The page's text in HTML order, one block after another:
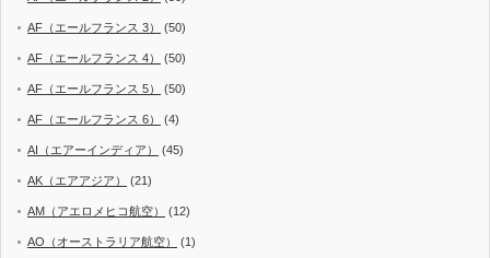
AF（エールフランス 3） (50)
AF（エールフランス 4） (50)
AF（エールフランス 5） (50)
AF（エールフランス 6） (4)
AI（エアーインディア） (45)
AK（エアアジア） (21)
AM（アエロメヒコ航空） (12)
AO（オーストラリア航空） (1)